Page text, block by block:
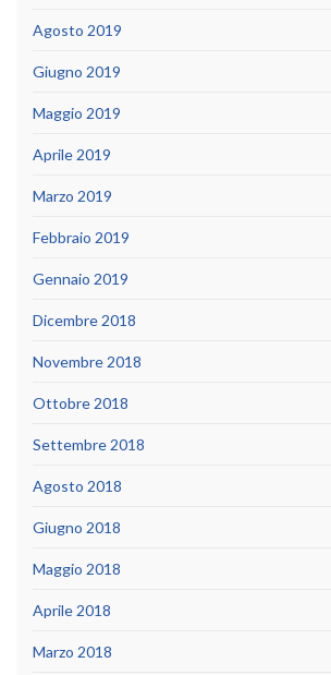
Agosto 2019
Giugno 2019
Maggio 2019
Aprile 2019
Marzo 2019
Febbraio 2019
Gennaio 2019
Dicembre 2018
Novembre 2018
Ottobre 2018
Settembre 2018
Agosto 2018
Giugno 2018
Maggio 2018
Aprile 2018
Marzo 2018